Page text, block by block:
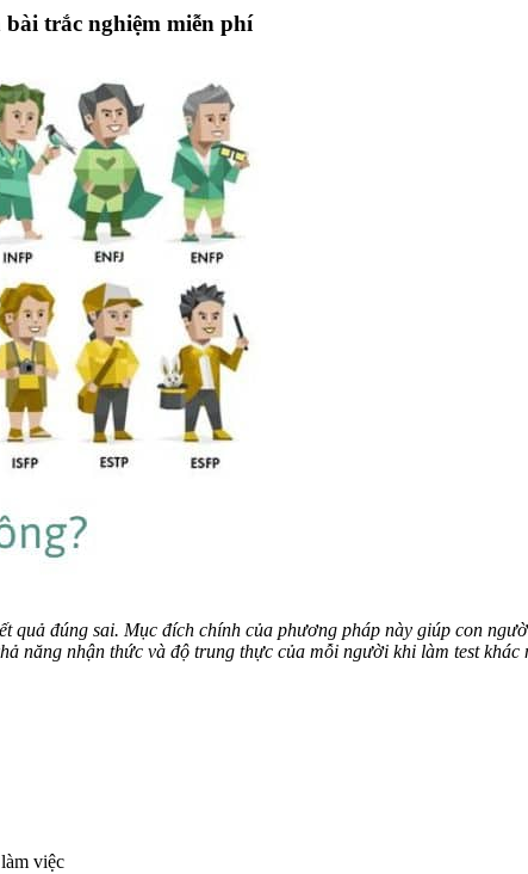
trắc nghiệm miễn phí
quả đúng sai. Mục đích chính của phương pháp này giúp con
năng nhận thức và độ trung thực của mỗi người khi làm test
việc